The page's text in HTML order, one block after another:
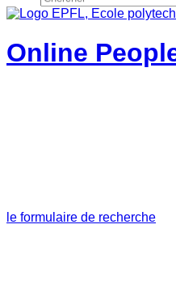
Online
le formulaire de recherche